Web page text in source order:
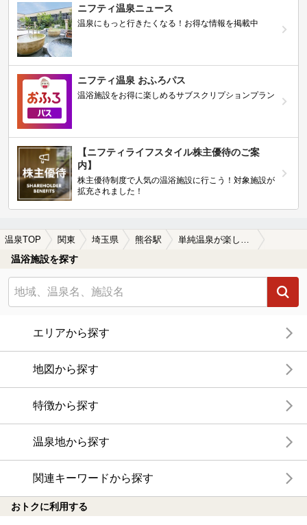
ニフティ温泉ニュース
温泉にもっと行きたくなる！お得な情報を掲載中
ニフティ温泉 おふろパス
温浴施設をお得に楽しめるサブスクリプションプラン
【ニフティライフスタイル株主優待のご案
内】
株主優待制度で人気の温浴施設に行こう！対象施設が
拡充されました！
温泉TOP 関東 埼玉県 熊谷駅 単純温泉が楽しめる熊谷駅近くの温泉、日帰り温泉、スーパー銭湯おすすめ
温浴施設を探す
エリアから探す
地図から探す
特徴から探す
温泉地から探す
関連キーワードから探す
おトクに利用する